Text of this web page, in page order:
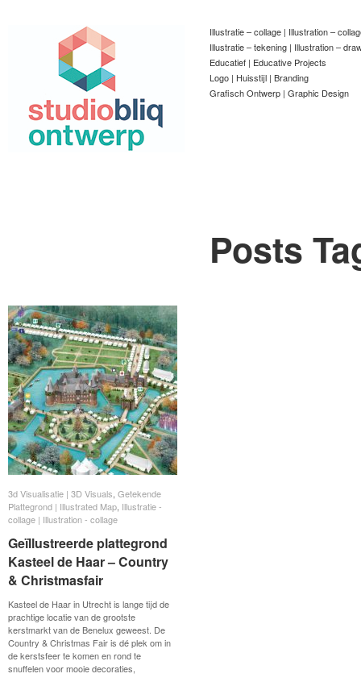
Illustratie – collage | Illustration –
Illustratie – tekening | Illustration –
Educatief | Educative Projects
Logo | Huisstijl | Branding
Grafisch Ontwerp | Graphic Design
Posts
3d Visualisatie | 3D Visuals Getekende
Plattegrond | Illustrated Map Illustratie -
collage | Illustration - collage
Geïllustreerde plattegrond
Kasteel de Haar – Country
& Christmasfair
Kasteel de Haar in Utrecht is lange tijd de
prachtige locatie van de grootste
kerstmarkt van de Benelux geweest. De
Country & Christmas Fair is dé plek om in
de kerstsfeer te komen en rond te
snuffelen voor mooie decoraties,
3d Visualisatie | 3D Visuals Getekende
Plattegrond | Illustrated Map Illustratie -
collage | Illustration - collage
Geïllustreerde plattegrond
Kasteel de Haar – Country
& Christmasfair